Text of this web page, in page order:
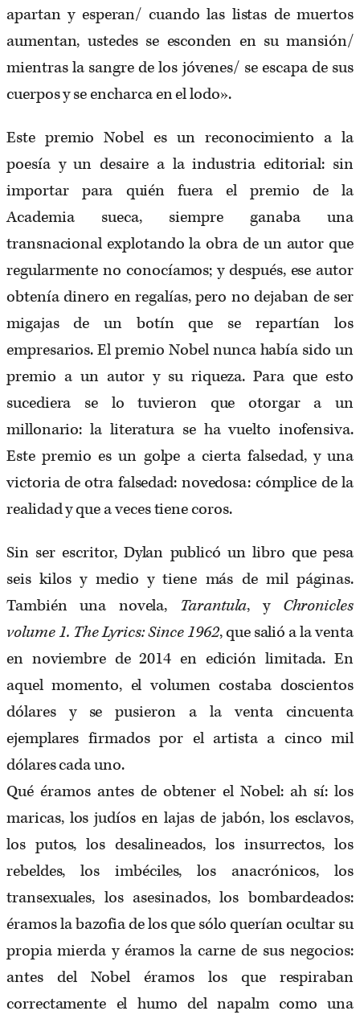
apartan y esperan/ cuando las listas de muertos
aumentan, ustedes se esconden en su mansión/
mientras la sangre de los jóvenes/ se escapa de sus
cuerpos y se encharca en el lodo».
Este premio Nobel es un reconocimiento a la
poesía y un desaire a la industria editorial: sin
importar para quién fuera el premio de la
Academia sueca, siempre ganaba una
transnacional explotando la obra de un autor que
regularmente no conocíamos; y después, ese autor
obtenía dinero en regalías, pero no dejaban de ser
migajas de un botín que se repartían los
empresarios. El premio Nobel nunca había sido un
premio a un autor y su riqueza. Para que esto
sucediera se lo tuvieron que otorgar a un
millonario: la literatura se ha vuelto inofensiva.
Este premio es un golpe a cierta falsedad, y una
victoria de otra falsedad: novedosa: cómplice de la
realidad y que a veces tiene coros.
Sin ser escritor, Dylan publicó un libro que pesa
seis kilos y medio y tiene más de mil páginas.
También una novela, Tarantula, y Chronicles
volume 1. The Lyrics: Since 1962, que salió a la venta
en noviembre de 2014 en edición limitada. En
aquel momento, el volumen costaba doscientos
dólares y se pusieron a la venta cincuenta
ejemplares firmados por el artista a cinco mil
dólares cada uno.
Qué éramos antes de obtener el Nobel: ah sí: los
maricas, los judíos en lajas de jabón, los esclavos,
los putos, los desalineados, los insurrectos, los
rebeldes, los imbéciles, los anacrónicos, los
transexuales, los asesinados, los bombardeados:
éramos la bazofia de los que sólo querían ocultar su
propia mierda y éramos la carne de sus negocios:
antes del Nobel éramos los que respiraban
correctamente el humo del napalm como una